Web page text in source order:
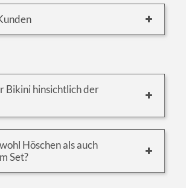
Bikini hinsichtlich der
Höschen als auch
Set?